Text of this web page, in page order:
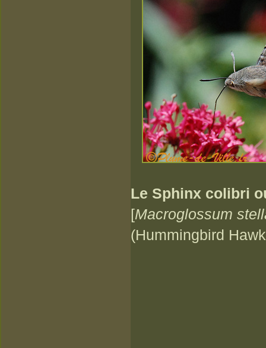
Le Sphinx colibri
[Macroglossum
(Hummingbird